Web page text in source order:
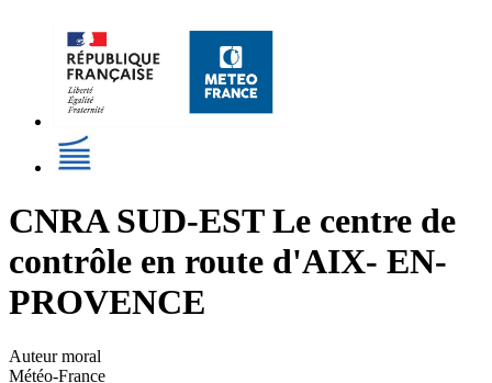
CNRA SUD-EST Le centre de
contrôle en route d'AIX- EN-
PROVENCE
Auteur moral
Météo-France